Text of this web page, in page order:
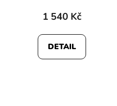
1 540 Kč
DETAIL